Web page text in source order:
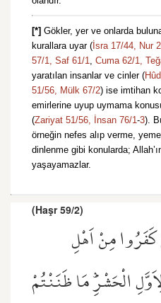
[*] Gökler, yer ve onlarda
kurallara uyar ( İsra 17/44, Nur
57/1, Saf 61/1, Cuma 62/1,
yaratılan insanlar ve cinler (
51/56, Mülk 67/2) ise imtihan
emirlerine uyup uymama
(Zariyat 51/56, İnsan 76/1-3).
örneğin nefes alıp verme,
dinlenme gibi konularda;
yaşayamazlar.
(Haşr 59/2)
مِنْ اَهْلِ
الْحَشْرِۜ مَا ظَنَنْتُمْ